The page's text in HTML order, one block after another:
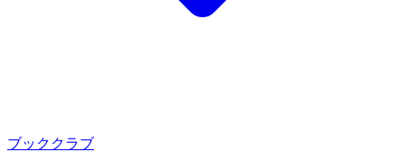
ブッククラブ